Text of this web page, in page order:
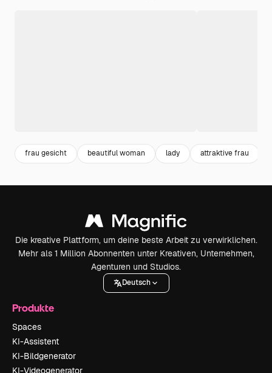
frau gesicht beautiful woman lady attraktive frau
Die kreative Plattform, um deine beste Arbeit zu verwirklichen.
Mehr als 1 Million Abonnenten unter Kreativen, Unternehmen,
Agenturen und Studios.
Deutsch
Produkte
Spaces
KI-Assistent
KI-Bildgenerator
KI-Videogenerator